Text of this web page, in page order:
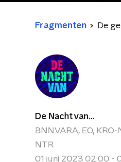
Fragmenten De
De Nacht van...
BNNVARA, EO, KRO-
NTR
01 juni 2023 02:00 -